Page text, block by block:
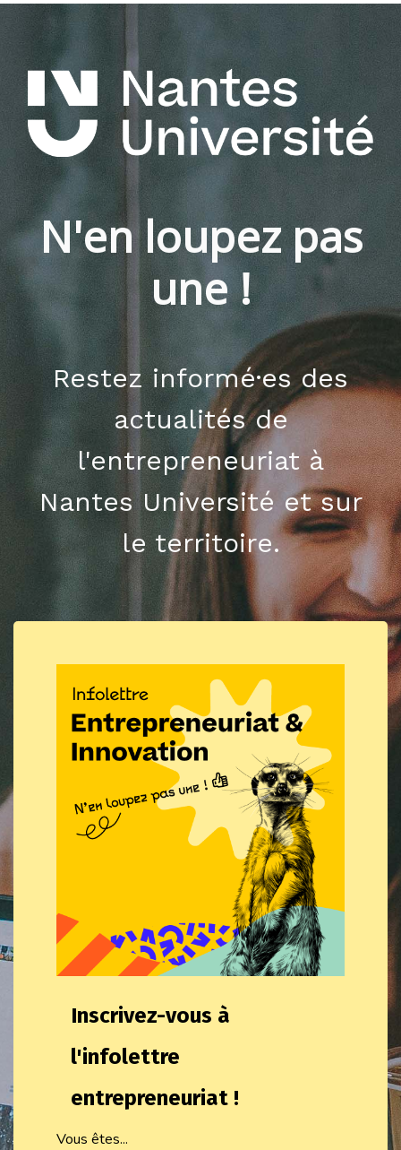
N'en loupez pas
une !
Restez informé·es des
actualités de
l'entrepreneuriat à
Nantes Université et sur
le territoire.
Inscrivez-vous à
l'infolettre
entrepreneuriat !
Vous êtes...